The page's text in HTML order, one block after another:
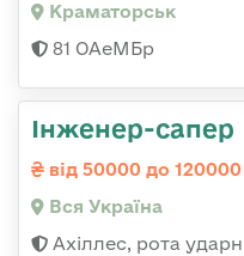
Краматорськ
81 ОАеМБр
Інженер-сапер
від 50000 до
Вся Україна
Ахіллес, рота